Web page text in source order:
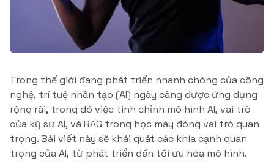
Trong thế giới đang phát triển nhanh chóng của công
nghệ, trí tuệ nhân tạo (AI) ngày càng được ứng dụng
rộng rãi, trong đó việc tinh chỉnh mô hình AI, vai trò
của kỹ sư AI, và RAG trong học máy đóng vai trò quan
trọng. Bài viết này sẽ khái quát các khía cạnh quan
trọng của AI, từ phát triển đến tối ưu hóa mô hình.